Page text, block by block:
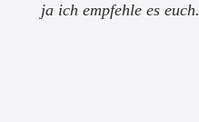
ja ich empfehle es euch.